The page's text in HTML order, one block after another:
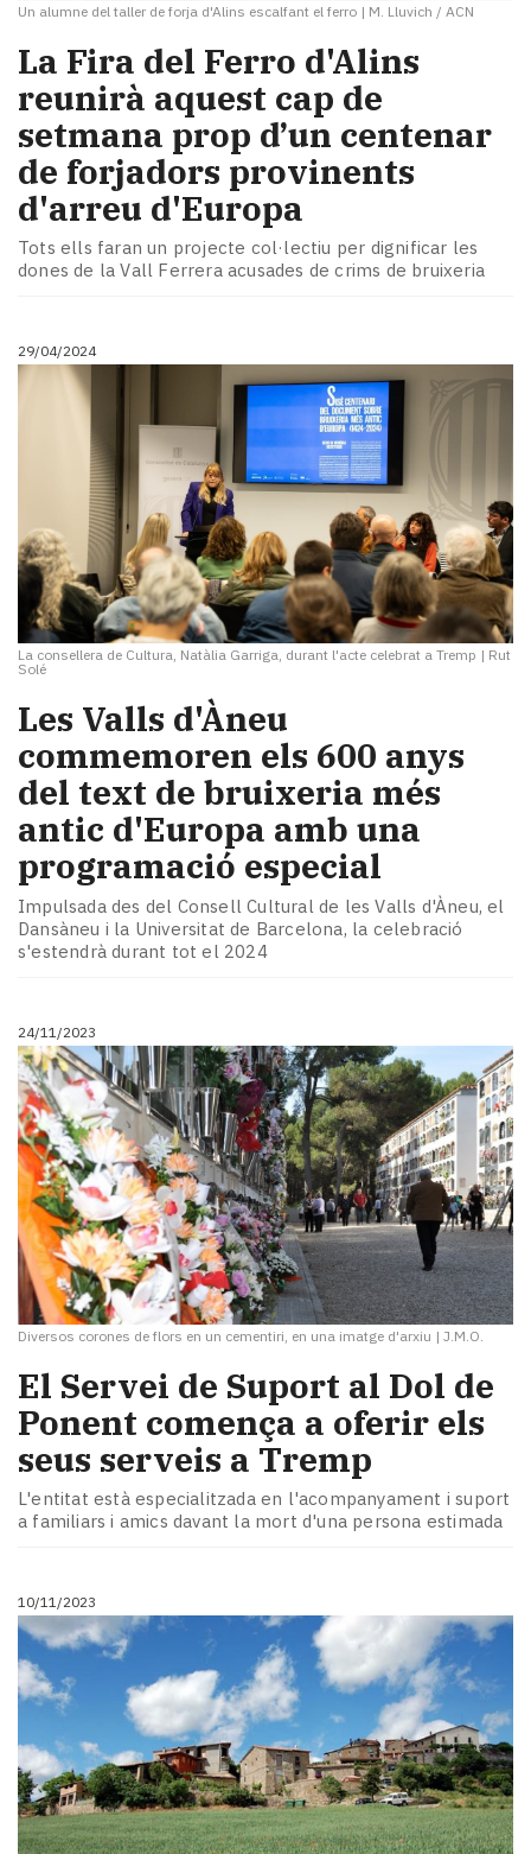
Un alumne del taller de forja d'Alins escalfant el ferro | M. Lluvich / ACN
La Fira del Ferro d'Alins
reunirà aquest cap de
setmana prop d’un centenar
de forjadors provinents
d'arreu d'Europa
Tots ells faran un projecte col·lectiu per dignificar les
dones de la Vall Ferrera acusades de crims de bruixeria
29/04/2024
La consellera de Cultura, Natàlia Garriga, durant l'acte celebrat a Tremp | Rut
Solé
Les Valls d'Àneu
commemoren els 600 anys
del text de bruixeria més
antic d'Europa amb una
programació especial
Impulsada des del Consell Cultural de les Valls d'Àneu, el
Dansàneu i la Universitat de Barcelona, la celebració
s'estendrà durant tot el 2024
24/11/2023
Diversos corones de flors en un cementiri, en una imatge d'arxiu | J.M.O.
El Servei de Suport al Dol de
Ponent comença a oferir els
seus serveis a Tremp
L'entitat està especialitzada en l'acompanyament i suport
a familiars i amics davant la mort d'una persona estimada
10/11/2023